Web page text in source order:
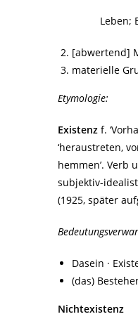
Leben; Bsp.:
[abwertend]
materielle
Etymologie:
Existenz f.
‘heraustreten,
hemmen’. Verb
subjektiv-
(1925, später
Dasein ·
(das)
Nichtexistenz